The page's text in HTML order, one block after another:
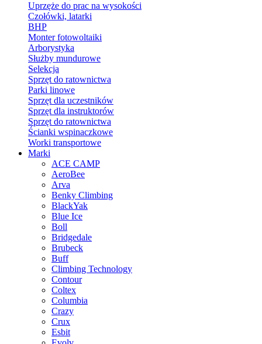
Uprzęże do prac na wysokości
Czołówki, latarki
BHP
Monter fotowoltaiki
Arborystyka
Służby mundurowe
Selekcja
Sprzęt do ratownictwa
Parki linowe
Sprzęt dla uczestników
Sprzęt dla instruktorów
Sprzęt do ratownictwa
Ścianki wspinaczkowe
Worki transportowe
Marki
ACE CAMP
AeroBee
Arva
Benky Climbing
BlackYak
Blue Ice
Boll
Bridgedale
Brubeck
Buff
Climbing Technology
Contour
Coltex
Columbia
Crazy
Crux
Esbit